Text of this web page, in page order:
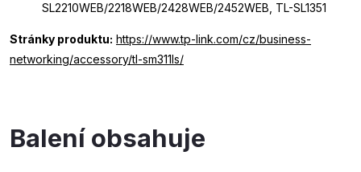
SL2210WEB/2218WEB/2428WEB/2452WEB, TL-SL1351
Stránky produktu: https://www.tp-link.com/cz/business-
networking/accessory/tl-sm311ls/
Balení obsahuje